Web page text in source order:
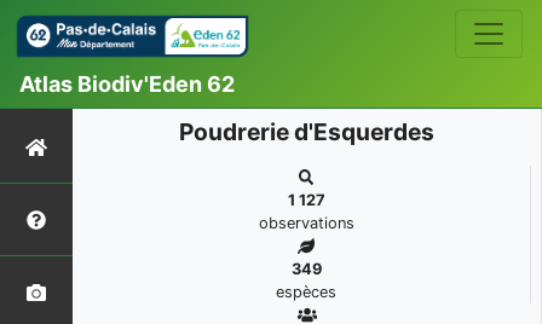
Atlas Biodiv'Eden 62
Poudrerie d'Esquerdes
1 127
observations
349
espèces